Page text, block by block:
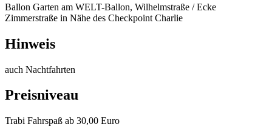
Ballon Garten am WELT-Ballon, Wilhelmstraße / Ecke
Zimmerstraße in Nähe des Checkpoint Charlie
Hinweis
auch Nachtfahrten
Preisniveau
Trabi Fahrspaß ab 30,00 Euro